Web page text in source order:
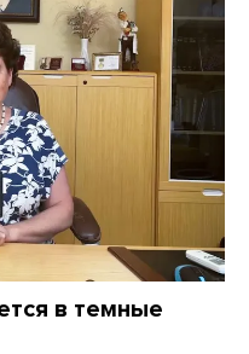
в темные